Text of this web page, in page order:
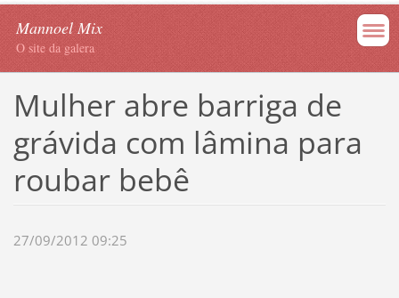
Mannoel Mix
O site da galera
Mulher abre barriga de
grávida com lâmina para
roubar bebê
27/09/2012 09:25